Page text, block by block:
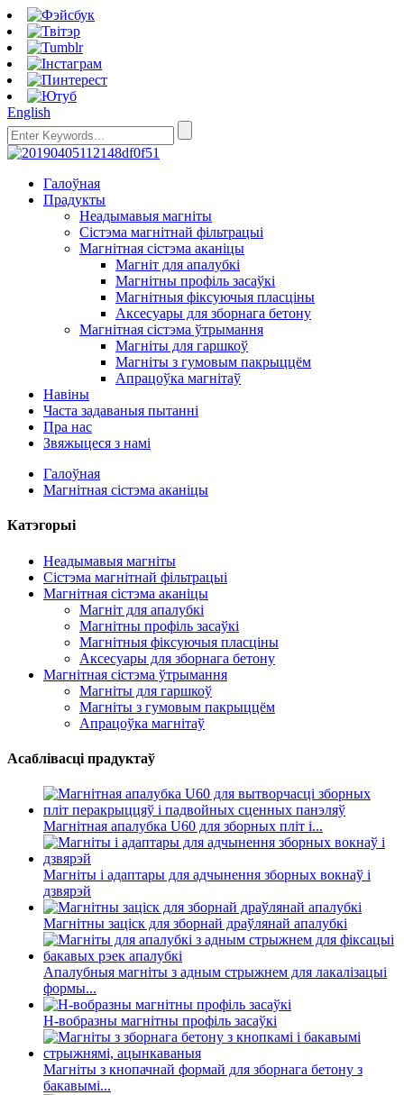
English
Галоўная
Прадукты
Неадымавыя магніты
Сістэма магнітнай фільтрацыі
Магнітная сістэма аканіцы
Магніт для апалубкі
Магнітны профіль засаўкі
Магнітныя фіксуючыя пласціны
Аксесуары для зборнага бетону
Магнітная сістэма ўтрымання
Магніты для гаршкоў
Магніты з гумовым пакрыццём
Апрацоўка магнітаў
Навіны
Часта задаваныя пытанні
Пра нас
Звяжыцеся з намі
Галоўная
Магнітная сістэма аканіцы
Катэгорыі
Неадымавыя магніты
Сістэма магнітнай фільтрацыі
Магнітная сістэма аканіцы
Магніт для апалубкі
Магнітны профіль засаўкі
Магнітныя фіксуючыя пласціны
Аксесуары для зборнага бетону
Магнітная сістэма ўтрымання
Магніты для гаршкоў
Магніты з гумовым пакрыццём
Апрацоўка магнітаў
Асаблівасці прадуктаў
Магнітная апалубка U60 для зборных пліт і...
Магніты і адаптары для адчынення зборных вокнаў і
дзвярэй
Магнітны заціск для зборнай драўлянай апалубкі
Апалубныя магніты з адным стрыжнем для лакалізацыі
формы...
H-вобразны магнітны профіль засаўкі
Магніты з кнопачнай формай для зборнага бетону з
бакавымі...